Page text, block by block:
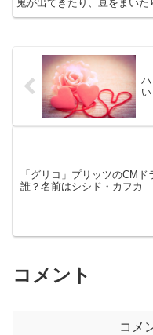
鬼が出てきたり、豆をまいた
るのか、不思議に思ったこと
人も子どもも分かりやすくお
します！節分とは？節分は「み
ん...
「グリコ」プリッツのCMド
誰？名前はシシド・カフカ
コメント
コメ